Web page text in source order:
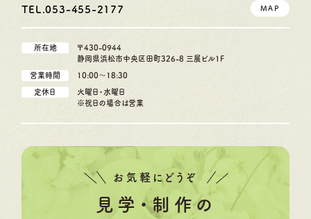
TEL.053-455-2177 MAP
所在地
〒430-0944
静岡県浜松市中央区田町326-8 三展ビル1F
営業時間 10:00〜18:30
定休日
火曜日・水曜日
※祝日の場合は営業
お気軽にどうぞ
見学・制作の